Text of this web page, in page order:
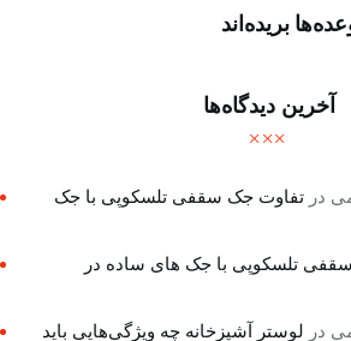
بریده‌اند
آخرین دیدگاه‌ها
درتفاوت جک سقفی تلسکوپی با جک
تلسکوپی با جک های ساده در
در لوستر آشپزخانه چه ویژگی‌هایی باید